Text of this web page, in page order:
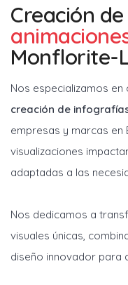
Creación de
Monflorite-
Nos especializamos
creación de
empresas y marcas en
visualizaciones
adaptadas a las
Nos dedicamos a
visuales únicas,
diseño innovador para